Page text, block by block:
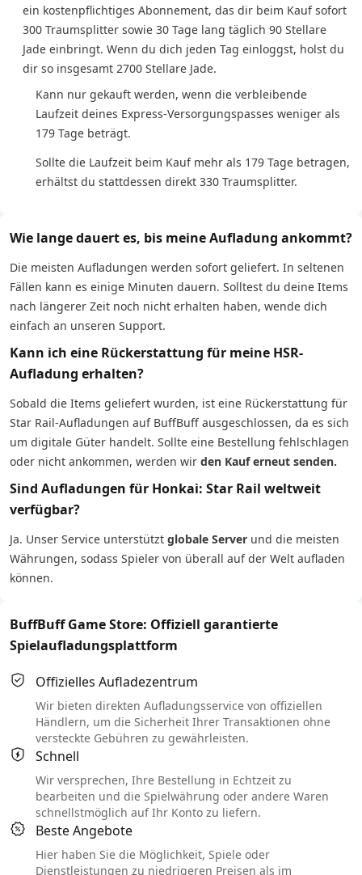
ein kostenpflichtiges Abonnement, das dir beim Kauf sofort
300 Traumsplitter sowie 30 Tage lang täglich 90 Stellare
Jade einbringt. Wenn du dich jeden Tag einloggst, holst du
dir so insgesamt 2700 Stellare Jade.
Kann nur gekauft werden, wenn die verbleibende
Laufzeit deines Express-Versorgungspasses weniger als
179 Tage beträgt.
Sollte die Laufzeit beim Kauf mehr als 179 Tage betragen,
erhältst du stattdessen direkt 330 Traumsplitter.
Wie lange dauert es, bis meine Aufladung ankommt?
Die meisten Aufladungen werden sofort geliefert. In seltenen
Fällen kann es einige Minuten dauern. Solltest du deine Items
nach längerer Zeit noch nicht erhalten haben, wende dich
einfach an unseren Support.
Kann ich eine Rückerstattung für meine HSR-
Aufladung erhalten?
Sobald die Items geliefert wurden, ist eine Rückerstattung für
Star Rail-Aufladungen auf BuffBuff ausgeschlossen, da es sich
um digitale Güter handelt. Sollte eine Bestellung fehlschlagen
oder nicht ankommen, werden wir den Kauf erneut senden.
Sind Aufladungen für Honkai: Star Rail weltweit
verfügbar?
Ja. Unser Service unterstützt globale Server und die meisten
Währungen, sodass Spieler von überall auf der Welt aufladen
können.
BuffBuff Game Store: Offiziell garantierte
Spielaufladungsplattform
Offizielles Aufladezentrum
Wir bieten direkten Aufladungsservice von offiziellen
Händlern, um die Sicherheit Ihrer Transaktionen ohne
versteckte Gebühren zu gewährleisten.
Schnell
Wir versprechen, Ihre Bestellung in Echtzeit zu
bearbeiten und die Spielwährung oder andere Waren
schnellstmöglich auf Ihr Konto zu liefern.
Beste Angebote
Hier haben Sie die Möglichkeit, Spiele oder
Dienstleistungen zu niedrigeren Preisen als im